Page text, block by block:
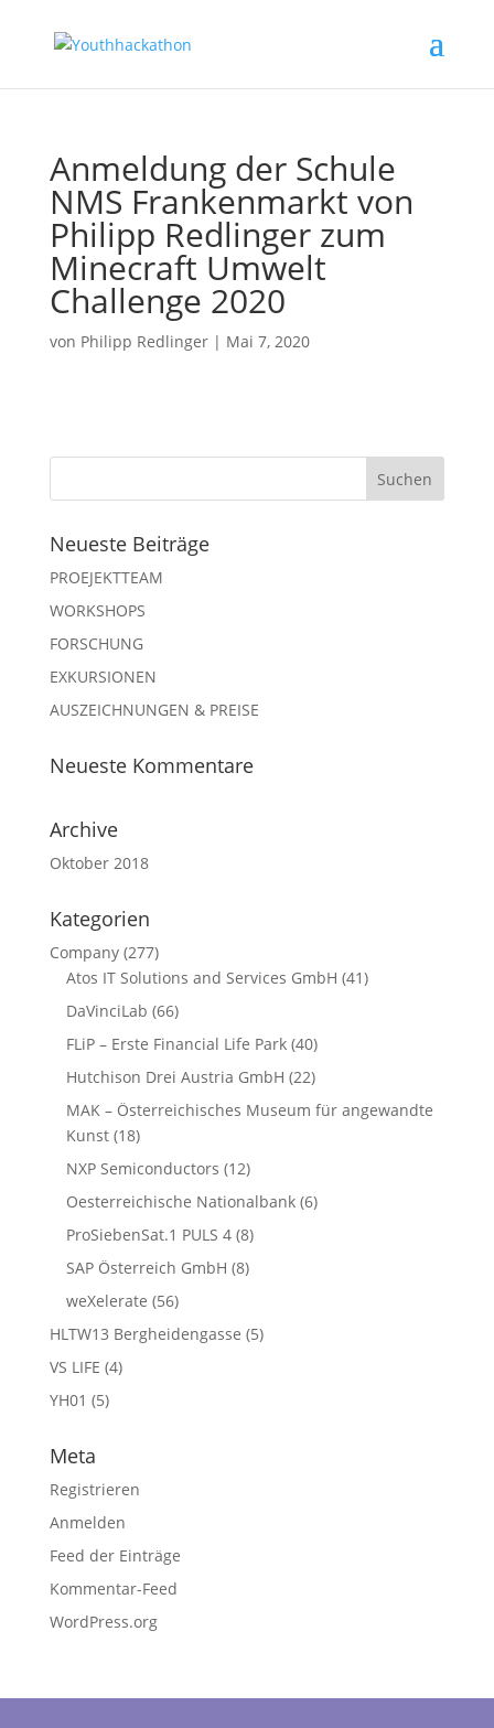
Anmeldung der Schule
NMS Frankenmarkt von
Philipp Redlinger zum
Minecraft Umwelt
Challenge 2020
von Philipp Redlinger| Mai 7, 2020
Neueste Beiträge
PROEJEKTTEAM
WORKSHOPS
FORSCHUNG
EXKURSIONEN
AUSZEICHNUNGEN & PREISE
Neueste Kommentare
Archive
Oktober 2018
Kategorien
Company(277)
Atos IT Solutions and Services GmbH (41)
DaVinciLab (66)
FLiP – Erste Financial Life Park(40)
Hutchison Drei Austria GmbH (22)
MAK – Österreichisches Museum für angewandte
Kunst(18)
NXP Semiconductors (12)
Oesterreichische Nationalbank(6)
ProSiebenSat.1 PULS 4(8)
SAP Österreich GmbH (8)
weXelerate (56)
HLTW13 Bergheidengasse (5)
VS LIFE (4)
YH01 (5)
Meta
Registrieren
Anmelden
Feed der Einträge
Kommentar-Feed
WordPress.org